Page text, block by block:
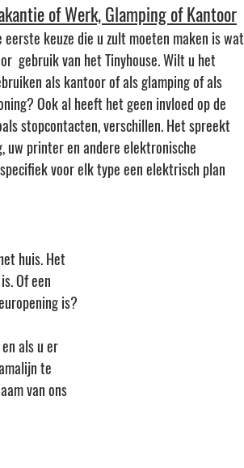
of Werk, Glamping of Kantoor
eerste keuze die u zult moeten maken is wat
gebruik van het Tinyhouse. Wilt u het
als kantoor of als glamping of als
Ook al heeft het geen invloed op de
stopcontacten, verschillen. Het spreekt
uw printer en andere elektronische
voor elk type een elektrisch plan
huis. Het
Of een
is?
als u er
te
van ons